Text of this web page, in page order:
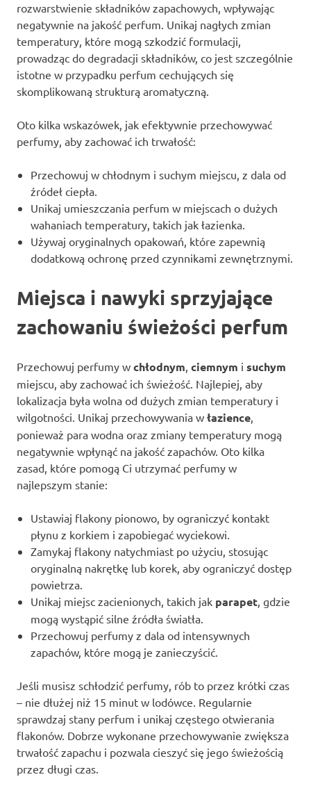
rozwarstwienie składników zapachowych, wpływając
negatywnie na jakość perfum. Unikaj nagłych zmian
temperatury, które mogą szkodzić formulacji,
prowadząc do degradacji składników, co jest szczególnie
istotne w przypadku perfum cechujących się
skomplikowaną strukturą aromatyczną.
Oto kilka wskazówek, jak efektywnie przechowywać
perfumy, aby zachować ich trwałość:
Przechowuj w chłodnym i suchym miejscu, z dala od
źródeł ciepła.
Unikaj umieszczania perfum w miejscach o dużych
wahaniach temperatury, takich jak łazienka.
Używaj oryginalnych opakowań, które zapewnią
dodatkową ochronę przed czynnikami zewnętrznymi.
Miejsca i nawyki sprzyjające
zachowaniu świeżości perfum
Przechowuj perfumy w chłodnym, ciemnym i suchym
miejscu, aby zachować ich świeżość. Najlepiej, aby
lokalizacja była wolna od dużych zmian temperatury i
wilgotności. Unikaj przechowywania w łazience,
ponieważ para wodna oraz zmiany temperatury mogą
negatywnie wpłynąć na jakość zapachów. Oto kilka
zasad, które pomogą Ci utrzymać perfumy w
najlepszym stanie:
Ustawiaj flakony pionowo, by ograniczyć kontakt
płynu z korkiem i zapobiegać wyciekowi.
Zamykaj flakony natychmiast po użyciu, stosując
oryginalną nakrętkę lub korek, aby ograniczyć dostęp
powietrza.
Unikaj miejsc zacienionych, takich jak parapet, gdzie
mogą wystąpić silne źródła światła.
Przechowuj perfumy z dala od intensywnych
zapachów, które mogą je zanieczyścić.
Jeśli musisz schłodzić perfumy, rób to przez krótki czas
– nie dłużej niż 15 minut w lodówce. Regularnie
sprawdzaj stany perfum i unikaj częstego otwierania
flakonów. Dobrze wykonane przechowywanie zwiększa
trwałość zapachu i pozwala cieszyć się jego świeżością
przez długi czas.